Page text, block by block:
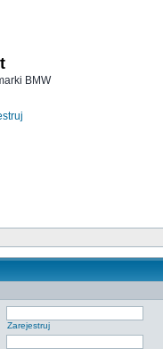
BMW
Zarejestruj